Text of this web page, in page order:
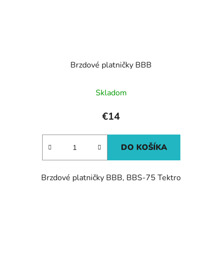
Brzdové platničky BBB
Skladom
€14
DO KOŠÍKA
Brzdové platničky BBB, BBS-75 Tektro